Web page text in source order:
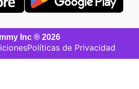
Inc ® 2026
Políticas de Privacidad